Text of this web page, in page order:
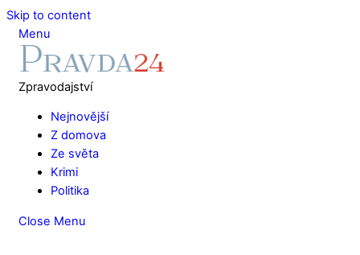
Skip to content
Menu
Zpravodajství
Nejnovější
Z domova
Ze světa
Krimi
Politika
Close Menu